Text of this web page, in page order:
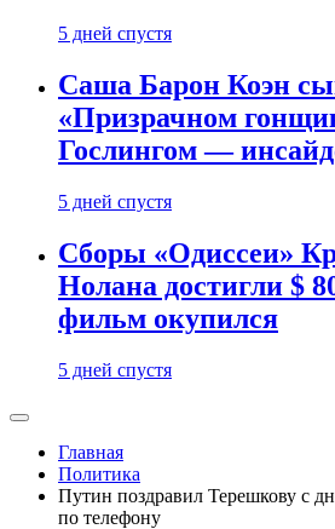
5 дней спустя
Саша Барон Коэн
«Призрачном
Гослингом —
5 дней спустя
Сборы «Одиссеи»
Нолана достигли $
фильм окупился
5 дней спустя
Главная
Политика
Путин поздравил Терешкову с
по телефону